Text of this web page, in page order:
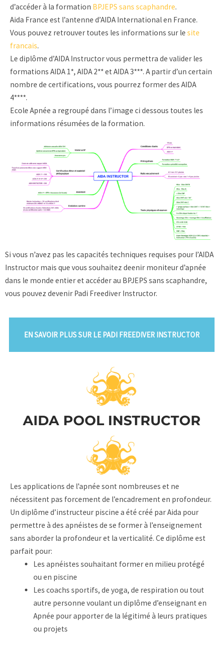
d’accéder à la formation BPJEPS sans scaphandre.
Aida France est l’antenne d’AIDA International en France.
Vous pouvez retrouver toutes les informations sur le site
francais.
Le diplôme d’AIDA Instructor vous permettra de valider les
formations AIDA 1*, AIDA 2** et AIDA 3***. A partir d’un certain
nombre de certifications, vous pourrez former des AIDA
4****.
Ecole Apnée a regroupé dans l’image ci dessous toutes les
informations résumées de la formation.
Si vous n’avez pas les capacités techniques requises pour l’AIDA
Instructor mais que vous souhaitez deenir moniteur d’apnée
dans le monde entier et accéder au BPJEPS sans scaphandre,
vous pouvez devenir Padi Freediver Instructor.
EN SAVOIR PLUS SUR LE PADI FREEDIVER INSTRUCTOR
AIDA POOL INSTRUCTOR
Les applications de l’apnée sont nombreuses et ne
nécessitent pas forcement de l’encadrement en profondeur.
Un diplôme d’instructeur piscine a été créé par Aida pour
permettre à des apnéistes de se former à l’enseignement
sans aborder la profondeur et la verticalité. Ce diplôme est
parfait pour:
Les apnéistes souhaitant former en milieu protégé
ou en piscine
Les coachs sportifs, de yoga, de respiration ou tout
autre personne voulant un diplôme d’enseignant en
Apnée pour apporter de la légitimé à leurs pratiques
ou projets